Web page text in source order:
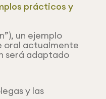
prácticos y
un ejemplo
oral actualmente
será adaptado
y las